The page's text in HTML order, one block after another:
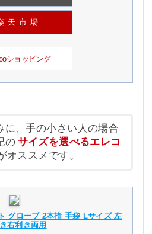
天市場
ショッピング
に、手の小さい人の場合
の サイズを選べるエレコ
オススメです。
グローブ 2本指 手袋 Lサイズ 左
右利き両用